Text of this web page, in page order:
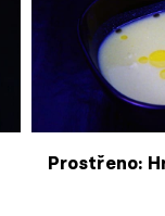
Prostřeno: